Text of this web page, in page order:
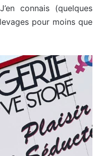
connais (quelques
pour moins que